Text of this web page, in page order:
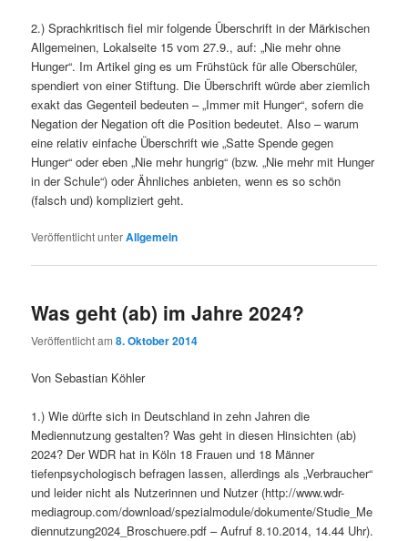
2.) Sprachkritisch fiel mir folgende Überschrift in der Märkischen
Allgemeinen, Lokalseite 15 vom 27.9., auf: „Nie mehr ohne
Hunger“. Im Artikel ging es um Frühstück für alle Oberschüler,
spendiert von einer Stiftung. Die Überschrift würde aber ziemlich
exakt das Gegenteil bedeuten – „Immer mit Hunger“, sofern die
Negation der Negation oft die Position bedeutet. Also – warum
eine relativ einfache Überschrift wie „Satte Spende gegen
Hunger“ oder eben „Nie mehr hungrig“ (bzw. „Nie mehr mit Hunger
in der Schule“) oder Ähnliches anbieten, wenn es so schön
(falsch und) kompliziert geht.
Veröffentlicht unterAllgemein
Was geht (ab) im Jahre 2024?
Veröffentlicht am8. Oktober 2014
Von Sebastian Köhler
1.) Wie dürfte sich in Deutschland in zehn Jahren die
Mediennutzung gestalten? Was geht in diesen Hinsichten (ab)
2024? Der WDR hat in Köln 18 Frauen und 18 Männer
tiefenpsychologisch befragen lassen, allerdings als „Verbraucher“
und leider nicht als Nutzerinnen und Nutzer (http://www.wdr-
mediagroup.com/download/spezialmodule/dokumente/Studie_Me
diennutzung2024_Broschuere.pdf – Aufruf 8.10.2014, 14.44 Uhr).